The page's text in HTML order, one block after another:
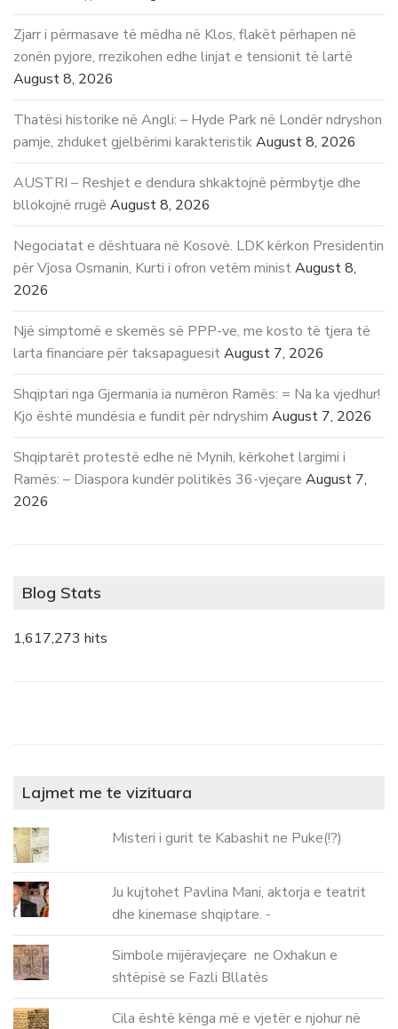
Zjarr i përmasave të mëdha në Klos, flakët përhapen në
zonën pyjore, rrezikohen edhe linjat e tensionit të lartë
August 8, 2026
Thatësi historike në Angli: – Hyde Park në Londër ndryshon
pamje, zhduket gjelbërimi karakteristikAugust 8, 2026
AUSTRI – Reshjet e dendura shkaktojnë përmbytje dhe
bllokojnë rrugë August 8, 2026
Negociatat e dështuara në Kosovë. LDK kërkon Presidentin
për Vjosa Osmanin, Kurti i ofron vetëm ministAugust 8,
2026
Një simptomë e skemës së PPP-ve, me kosto të tjera të
larta financiare për taksapaguesitAugust 7, 2026
Shqiptari nga Gjermania ia numëron Ramës: = Na ka vjedhur!
Kjo është mundësia e fundit për ndryshim August 7, 2026
Shqiptarët protestë edhe në Mynih, kërkohet largimi i
Ramës: – Diaspora kundër politikës 36-vjeçare August 7,
2026
Blog Stats
1,617,273 hits
Lajmet me te vizituara
Misteri i gurit te Kabashit ne Puke(!?)
Ju kujtohet Pavlina Mani, aktorja e teatrit
dhe kinemase shqiptare. -
Simbole mijëravjeçare ne Oxhakun e
shtëpisë se Fazli Bllatës
Cila është kënga më e vjetër e njohur në